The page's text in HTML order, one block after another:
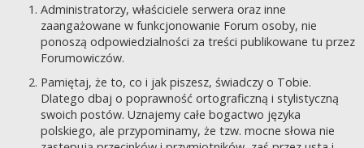
Administratorzy, właściciele serwera oraz inne
zaangażowane w funkcjonowanie Forum osoby, nie
ponoszą odpowiedzialności za treści publikowane tu przez
Forumowiczów.
Pamiętaj, że to, co i jak piszesz, świadczy o Tobie.
Dlatego dbaj o poprawność ortograficzną i stylistyczną
swoich postów. Uznajemy całe bogactwo języka
polskiego, ale przypominamy, że tzw. mocne słowa nie